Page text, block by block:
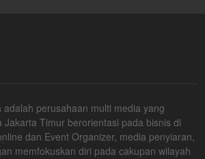
adalah perusahaan multi media yang
Jakarta Timur berorientasi pada bisnis di
dan Event Organizer, media penyiaran,
memfokuskan diri pada cakupan wilayah